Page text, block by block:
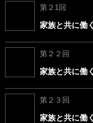
第２1回
家族と共に働
第２２回
家族と共に働
第２３回
家族と共に働